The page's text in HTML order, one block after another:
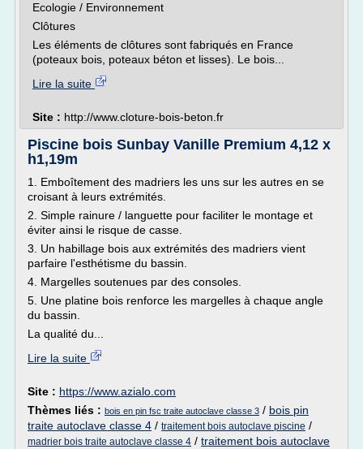
Ecologie / Environnement
Clôtures
Les éléments de clôtures sont fabriqués en France
(poteaux bois, poteaux béton et lisses). Le bois...
Lire la suite
Site : http://www.cloture-bois-beton.fr
Piscine bois Sunbay Vanille Premium 4,12 x
h1,19m
1. Emboîtement des madriers les uns sur les autres en se
croisant à leurs extrémités.
2. Simple rainure / languette pour faciliter le montage et
éviter ainsi le risque de casse.
3. Un habillage bois aux extrémités des madriers vient
parfaire l'esthétisme du bassin.
4. Margelles soutenues par des consoles.
5. Une platine bois renforce les margelles à chaque angle
du bassin.
La qualité du...
Lire la suite
Site : https://www.azialo.com
Thèmes liés : bois en pin fsc traite autoclave classe 3 / bois pin
traite autoclave classe 4 / traitement bois autoclave piscine /
madrier bois traite autoclave classe 4 / traitement bois autoclave